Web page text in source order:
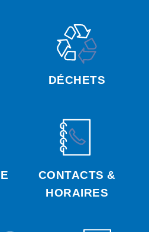
DÉCHETS
CONTACTS &
HORAIRES